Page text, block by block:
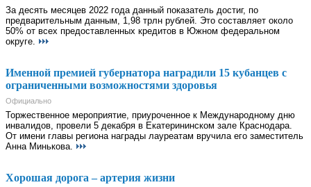
За десять месяцев 2022 года данный показатель достиг, по
предварительным данным, 1,98 трлн рублей. Это составляет около
50% от всех предоставленных кредитов в Южном федеральном
округе.
Именной премией губернатора наградили 15 кубанцев с
ограниченными возможностями здоровья
Официально
Торжественное мероприятие, приуроченное к Международному дню
инвалидов, провели 5 декабря в Екатерининском зале Краснодара.
От имени главы региона награды лауреатам вручила его заместитель
Анна Минькова.
Хорошая дорога – артерия жизни